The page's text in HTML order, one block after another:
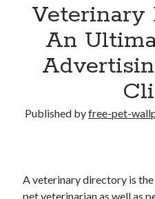
Veterinary
An
Published byfree-pet-
A veterinary directory is
pet veterinarian as well as